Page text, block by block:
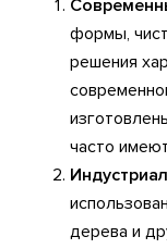
формы,
решения
часто
дерева и